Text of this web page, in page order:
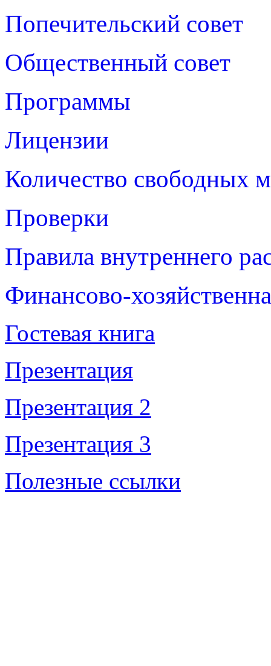
Попечительский совет
Общественный совет
Программы
Лицензии
Количество свободных
Проверки
Правила внутреннего
Финансово-
Гостевая книга
Презентация
Презентация 2
Презентация 3
Полезные ссылки